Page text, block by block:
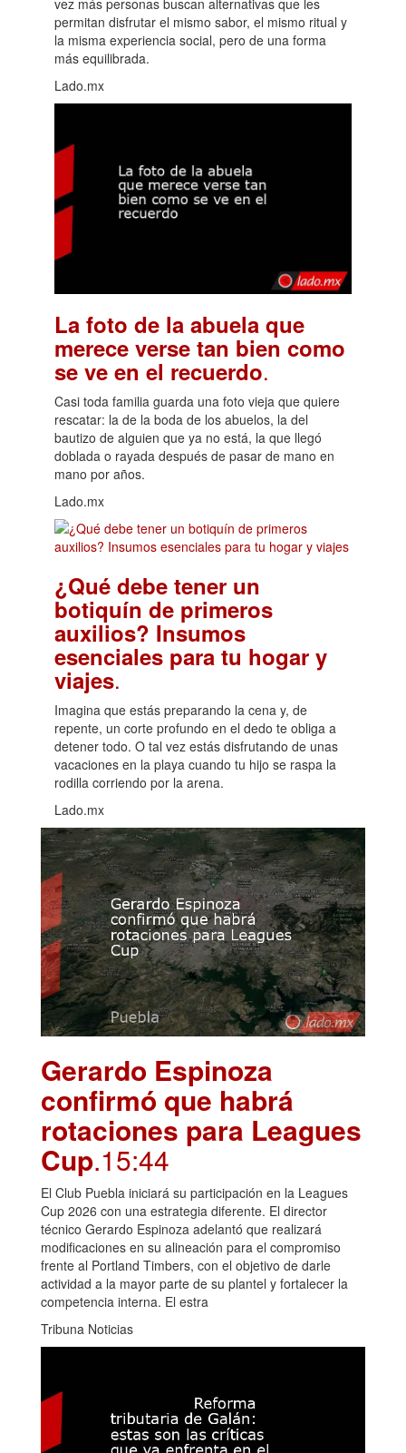
permitan disfrutar el mismo sabor, el mismo ritual y
la misma experiencia social, pero de una forma
más equilibrada.
Lado.mx
La foto de la abuela que
merece verse tan bien como
se ve en el recuerdo.
Casi toda familia guarda una foto vieja que quiere
rescatar: la de la boda de los abuelos, la del
bautizo de alguien que ya no está, la que llegó
doblada o rayada después de pasar de mano en
mano por años.
Lado.mx
¿Qué debe tener un
botiquín de primeros
auxilios? Insumos
esenciales para tu hogar y
viajes.
Imagina que estás preparando la cena y, de
repente, un corte profundo en el dedo te obliga a
detener todo. O tal vez estás disfrutando de unas
vacaciones en la playa cuando tu hijo se raspa la
rodilla corriendo por la arena.
Lado.mx
Gerardo Espinoza
confirmó que habrá
rotaciones para Leagues
Cup.15:44
El Club Puebla iniciará su participación en la Leagues
Cup 2026 con una estrategia diferente. El director
técnico Gerardo Espinoza adelantó que realizará
modificaciones en su alineación para el compromiso
frente al Portland Timbers, con el objetivo de darle
actividad a la mayor parte de su plantel y fortalecer la
competencia interna. El estra
Tribuna Noticias